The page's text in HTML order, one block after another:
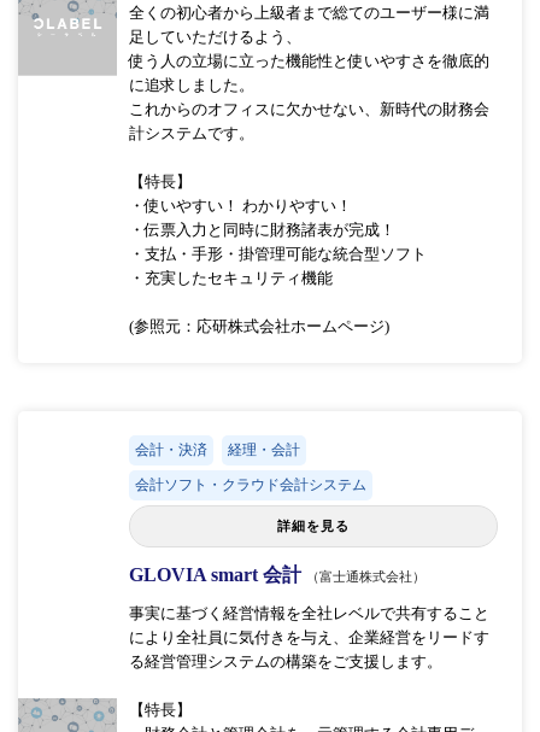
全くの初心者から上級者まで総てのユーザー様に満
足していただけるよう、
使う人の立場に立った機能性と使いやすさを徹底的
に追求しました。
これからのオフィスに欠かせない、新時代の財務会
計システムです。
【特長】
・使いやすい！ わかりやすい！
・伝票入力と同時に財務諸表が完成！
・支払・手形・掛管理可能な統合型ソフト
・充実したセキュリティ機能
(参照元：応研株式会社ホームページ)
会計・決済 経理・会計
会計ソフト・クラウド会計システム
詳細を見る
GLOVIA smart 会計 （富士通株式会社）
事実に基づく経営情報を全社レベルで共有すること
により全社員に気付きを与え、企業経営をリードす
る経営管理システムの構築をご支援します。
【特長】